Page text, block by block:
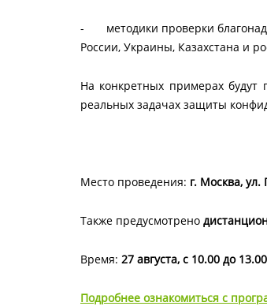
- методики проверки
России, Украины, Казахстана и
На конкретных примерах будут
реальных задачах защиты
Место проведения: г. Москва,
Также предусмотрено
Время: 27 августа, с 10.00 до 13.00
Подробнее ознакомиться с